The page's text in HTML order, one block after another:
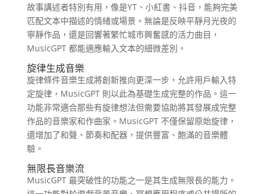
故事講述者特別有用，像是YT、小紅書、抖音，能夠完美
匹配文本中描述的情緒或場景。無論是反映平靜月光夜的
寧靜作品，還是回響著繁忙城市興奮感的活力曲目，
MusicGPT 都能適應輸入文本的細微差別。
旋律生成音樂
旋律條件音樂生成將創新推向更深一步，允許用戶輸入特
定旋律，MusicGPT 則以此為基礎生成完整的作品。這一
功能非常適合那些有旋律想法但需要協助將其發展成完整
作品的音樂家和作曲家。MusicGPT 不僅保留原始旋律，
還增加了和聲、節奏和配器，提供豐富、飽滿的音樂體
驗。
無限長音樂流
MusicGPT 最突破性的功能之一是其生成無限長的能力。